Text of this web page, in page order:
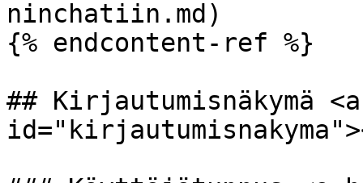
ninchatiin.md)
{% endcontent-ref %}
## Kirjautumisnäkymä